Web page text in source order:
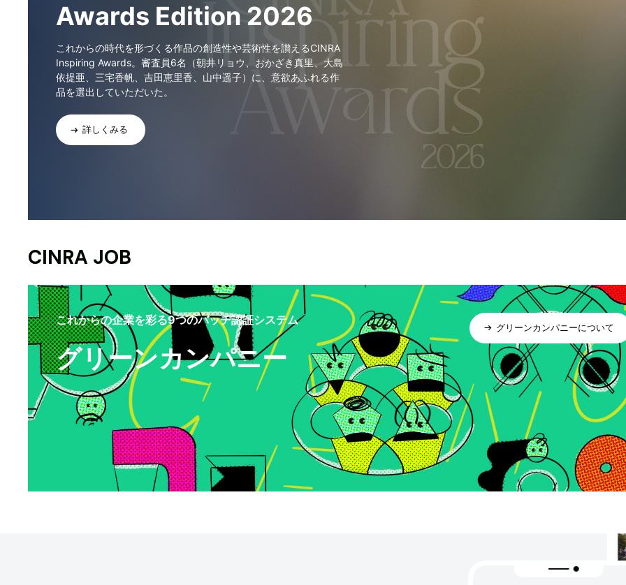
Awards Edition 2026
これからの時代を形づくる作品の創造性や芸術性を讃えるCINRA
Inspiring Awards。審査員6名（朝井リョウ、おかざき真里、大島
依提亜、三宅香帆、吉田恵里香、山中遥子）に、意欲あふれる作
品を選出していただいた。
詳しくみる
CINRA JOB
これからの企業を彩る9つのバッヂ認証システム
グリーンカンパニー
グリーンカンパニーについて